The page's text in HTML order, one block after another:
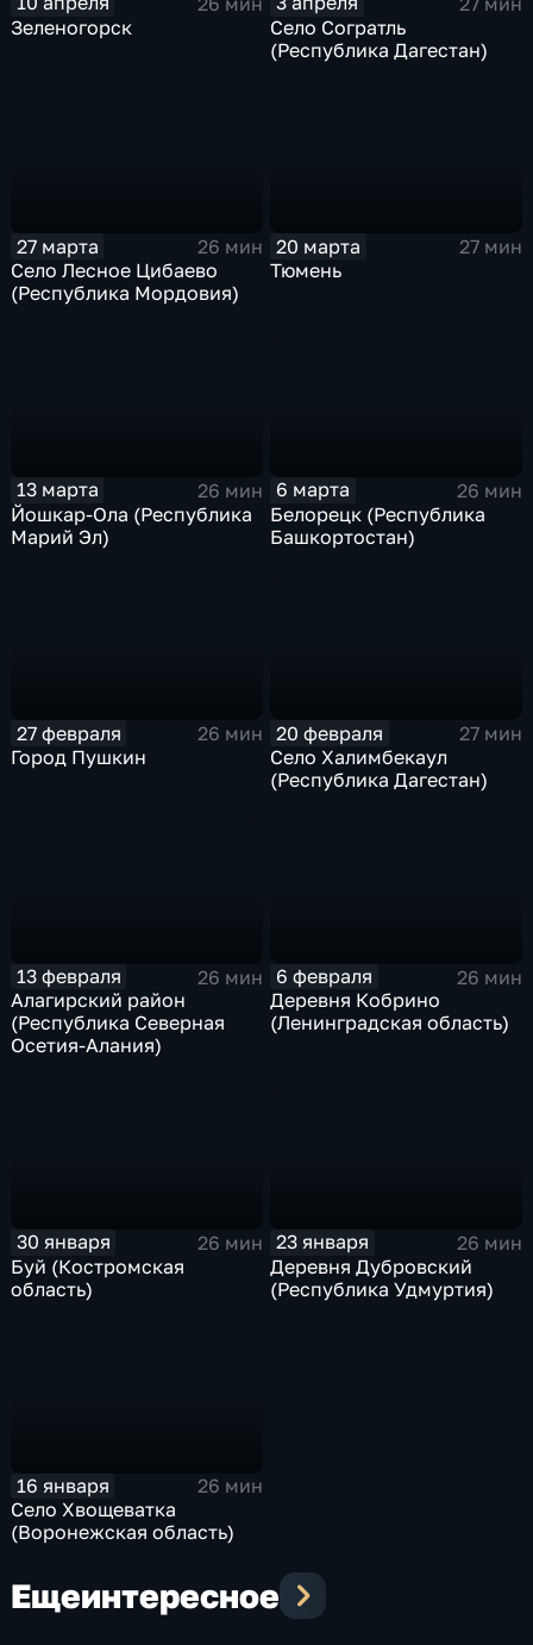
Зеленогорск
Село Согратль
(Республика Дагестан)
27 марта
26 мин
Село Лесное Цибаево
(Республика Мордовия)
20 марта
27 мин
Тюмень
13 марта
26 мин
Йошкар-Ола (Республика
Марий Эл)
6 марта
26 мин
Белорецк (Республика
Башкортостан)
27 февраля
26 мин
Город Пушкин
20 февраля
27 мин
Село Халимбекаул
(Республика Дагестан)
13 февраля
26 мин
Алагирский район
(Республика Северная
Осетия-Алания)
6 февраля
26 мин
Деревня Кобрино
(Ленинградская область)
30 января
26 мин
Буй (Костромская
область)
23 января
26 мин
Деревня Дубровский
(Республика Удмуртия)
16 января
26 мин
Село Хвощеватка
(Воронежская область)
Ещеинтересное